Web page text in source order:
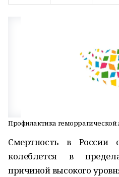
Профилактика геморрагической
Смертность в России
колеблется в
причиной высокого